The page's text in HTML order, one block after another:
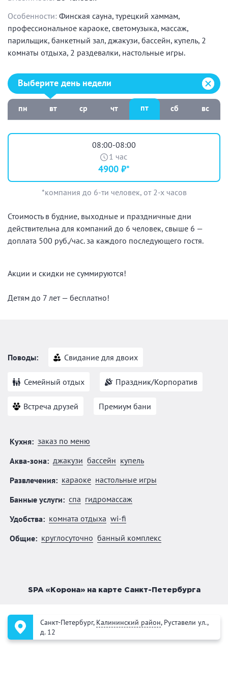
Особенности: Финская сауна, турецкий хаммам,
профессиональное караоке, светомузыка, массаж,
парильщик, банкетный зал, джакузи, бассейн, купель, 2
комнаты отдыха, 2 раздевалки, настольные игры.
Выберите день недели:
Выберите день недели
пн вт ср чт пт сб вс
08:00-08:00
1 час
4900 ₽*
*компания до 6-ти человек, от 2-х часов
Стоимость в будние, выходные и праздничные дни
действительна для компаний до 6 человек, свыше 6 —
доплата 500 руб./час. за каждого последующего гостя.
Акции и скидки не суммируются!
Детям до 7 лет — бесплатно!
Поводы: Свидание для двоих
Семейный отдых Праздник/Корпоратив
Встреча друзей Премиум бани
Кухня: заказ по меню
Аква-зона: джакузи бассейн купель
Развлечения: караоке настольные игры
Банные услуги: спа гидромассаж
Удобства: комната отдыха wi-fi
Общие: круглосуточно банный комплекс
SPA «Корона» на карте Санкт-Петербурга
Санкт-Петербург, Калининский район, Руставели ул.,
д. 12